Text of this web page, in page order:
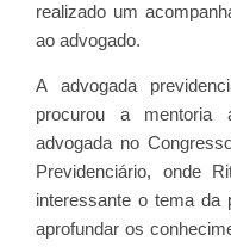
realizado um
ao advogado.
A advogada
procurou a mentoria
advogada no
Previdenciário, onde
interessante o tema da
aprofundar os